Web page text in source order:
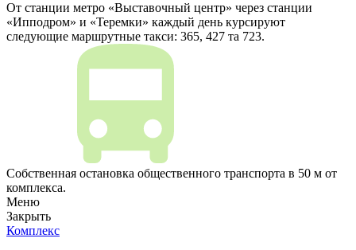
От станции метро «Выставочный центр» через станции
«Ипподром» и «Теремки» каждый день курсируют
следующие маршрутные такси: 365, 427 та 723.
Собственная остановка общественного транспорта в 50 м от
комплекса.
Меню
Закрыть
Комплекс